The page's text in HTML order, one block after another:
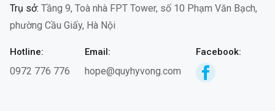
Tran Bach Duong
Ánh sáng
học
đường
28/7/2026 100.000
Mach The Van Hope 28/7/2026
Trụ sở: Tầng 9, Toà nhà FPT Tower, số 10 Phạm Văn Bạch,
phường Cầu Giấy, Hà Nội
Hotline:
0972 776 776
Email:
hope@quyhyvong.com
Facebook: